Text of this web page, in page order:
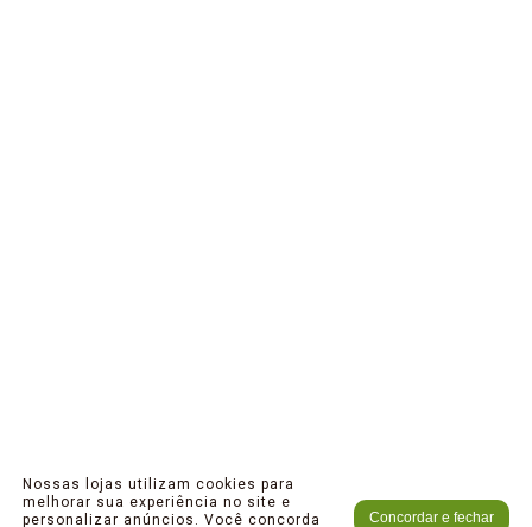
Nossas lojas utilizam cookies para
melhorar sua experiência no site e
personalizar anúncios. Você concorda
Concordar e fechar